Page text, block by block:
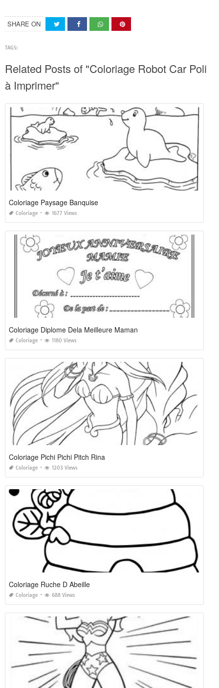
SHARE ON
TAGS:
Related Posts of "Coloriage Robot Car Poli
à Imprimer"
Coloriage Paysage Banquise
Coloriage 1677 Views
Coloriage Diplome Dela Meilleure Maman
Coloriage 1180 Views
Coloriage Pichi Pichi Pitch Rina
Coloriage 1203 Views
Coloriage Ruche D Abeille
Coloriage 688 Views